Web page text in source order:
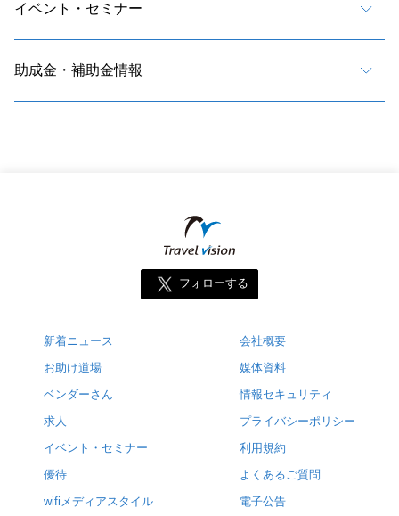
イベント・セミナー
助成金・補助金情報
フォローする
新着ニュース
お助け道場
ベンダーさん
求人
イベント・セミナー
優待
wifiメディアスタイル
会社概要
媒体資料
情報セキュリティ
プライバシーポリシー
利用規約
よくあるご質問
電子公告